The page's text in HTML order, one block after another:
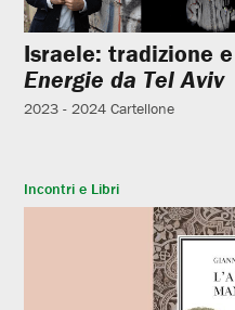
Israele: tradizione
Energie da Tel Aviv
2023 - 2024 Cartellone
Incontri e Libri